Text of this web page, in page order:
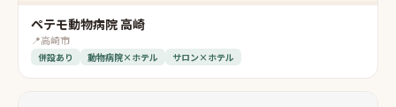
ペテモ動物病院 高崎
📍高崎市
併設あり 動物病院×ホテル サロン×ホテル